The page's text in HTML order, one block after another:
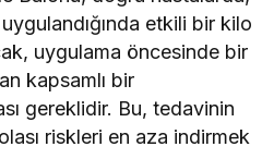
etkili bir kilo
uygulama öncesinde bir
kapsamlı bir
gereklidir. Bu, tedavinin
riskleri en aza indirmek